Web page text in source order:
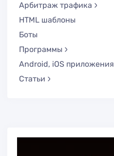
Арбитраж трафика
HTML шаблоны
Боты
Программы
Android, iOS приложения
Статьи